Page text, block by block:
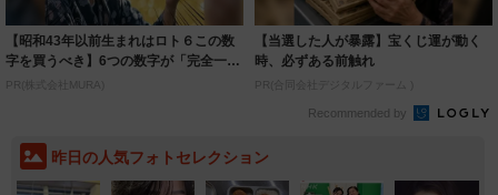
【昭和43年以前生まれはロト６この数
字を買うべき】6つの数字が「完全一
致」する方...
PR(株式会社MURA)
【当選した人が暴露】宝くじ運が動く
時、必ずある前触れ
PR(合同会社デジタルファーム )
Recommended by
昨日の人気フォトセレクション